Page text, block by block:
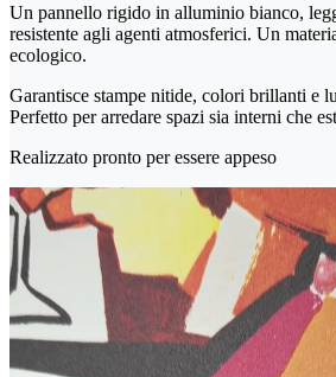
Un pannello rigido in alluminio bianco,
resistente agli agenti atmosferici. Un
ecologico.
Garantisce stampe nitide, colori brillanti e
Perfetto per arredare spazi sia interni che
Realizzato pronto per essere appeso